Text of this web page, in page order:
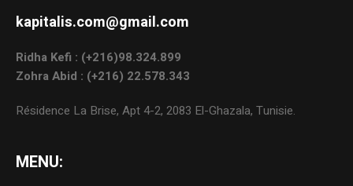
kapitalis.com@gmail.com
Ridha Kefi : (+216)98.324.899
Zohra Abid : (+216) 22.578.343
Résidence La Brise, Apt 4-2, 2083 El-Ghazala, Tunisie.
MENU: